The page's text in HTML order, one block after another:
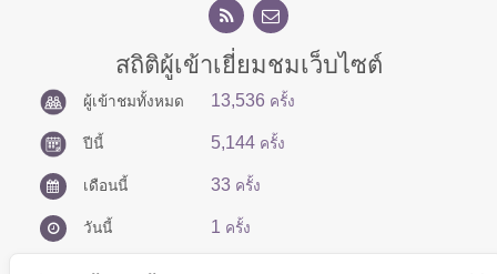
สถิติผู้เข้าเยี่ยมชมเว็บไซต์
ผู้เข้าชมทั้งหมด 13,536 ครั้ง
ปีนี้ 5,144 ครั้ง
เดือนนี้ 33 ครั้ง
วันนี้ 1 ครั้ง